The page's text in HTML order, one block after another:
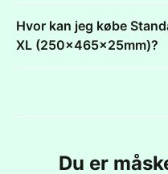
Hvor kan jeg købe
XL (250x465x25mm)?
Du er